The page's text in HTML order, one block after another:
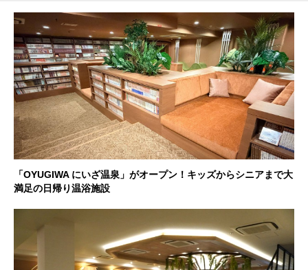
「OYUGIWA にいざ温泉」がオープン！キッズからシニアまで大
満足の日帰り温浴施設